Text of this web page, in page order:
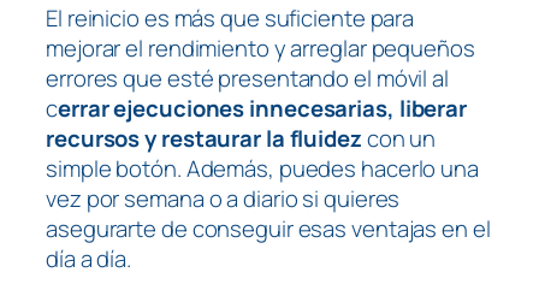
El reinicio es más que suficiente para
mejorar el rendimiento y arreglar pequeños
errores que esté presentando el móvil al
cerrar ejecuciones innecesarias, liberar
recursos y restaurar la fluidezcon un
simple botón. Además, puedes hacerlo una
vez por semana o a diario si quieres
asegurarte de conseguir esas ventajas en el
día a día.